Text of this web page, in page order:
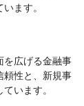
ます。
を広げる金融事
頼性と、新規事
います。